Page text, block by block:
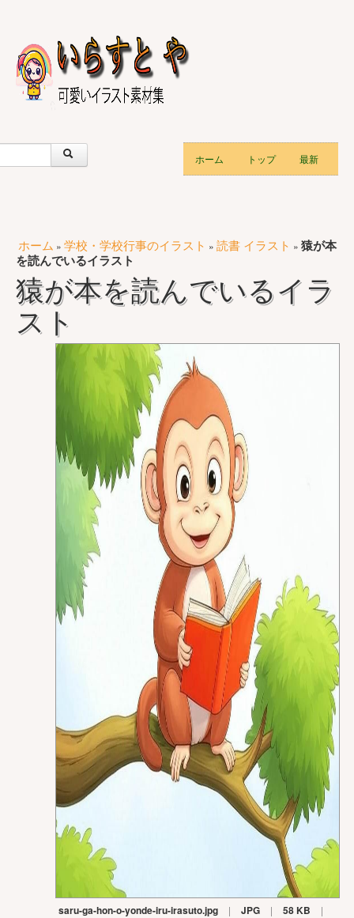
ホーム トップ 最新
ホーム » 学校・学校行事のイラスト » 読書 イラスト » 猿が本
を読んでいるイラスト
猿が本を読んでいるイラ
スト
saru-ga-hon-o-yonde-iru-irasuto.jpg | JPG | 58 KB |